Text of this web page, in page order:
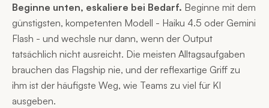
Beginne unten, eskaliere bei Bedarf. Beginne mit dem
günstigsten, kompetenten Modell - Haiku 4.5 oder Gemini
Flash - und wechsle nur dann, wenn der Output
tatsächlich nicht ausreicht. Die meisten Alltagsaufgaben
brauchen das Flagship nie, und der reflexartige Griff zu
ihm ist der häufigste Weg, wie Teams zu viel für KI
ausgeben.